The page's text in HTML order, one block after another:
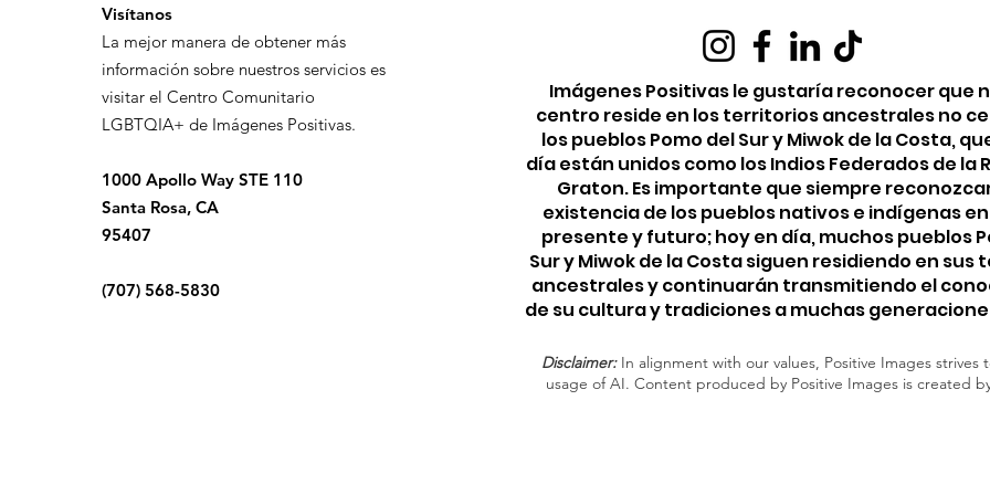
Visítanos
La mejor manera de obtener más
información sobre nuestros servicios es
visitar el Centro Comunitario
LGBTQIA+ de Imágenes Positivas.
1000 Apollo Way STE 110
Santa Rosa, CA
95407
(707) 568-5830
Imágenes Positivas le gustaría reconocer que
centro reside en los territorios ancestrales no
los pueblos Pomo del Sur y Miwok de la Costa,
día están unidos como los Indios Federados de la
Graton. Es importante que siempre
existencia de los pueblos nativos e indígenas
presente y futuro; hoy en día, muchos pueblos
Sur y Miwok de la Costa siguen residiendo en sus
ancestrales y continuarán transmitiendo el
de su cultura y tradiciones a muchas
Disclaimer:In alignment with our values, Positive Images strives
usage of AI. Content produced by Positive Images is created